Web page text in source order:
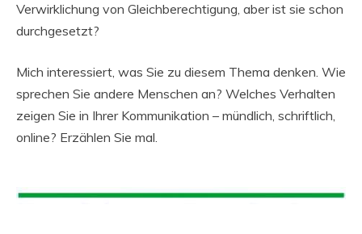
Verwirklichung von Gleichberechtigung, aber ist sie schon
durchgesetzt?
Mich interessiert, was Sie zu diesem Thema denken. Wie
sprechen Sie andere Menschen an? Welches Verhalten
zeigen Sie in Ihrer Kommunikation – mündlich, schriftlich,
online? Erzählen Sie mal.